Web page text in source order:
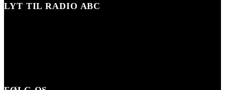
LYT TIL RADIO ABC